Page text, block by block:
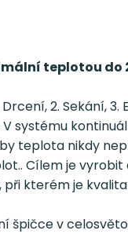
teplotou do
2. Sekání,
systému
teplota nikdy
Cílem je
kterém je
špičce v